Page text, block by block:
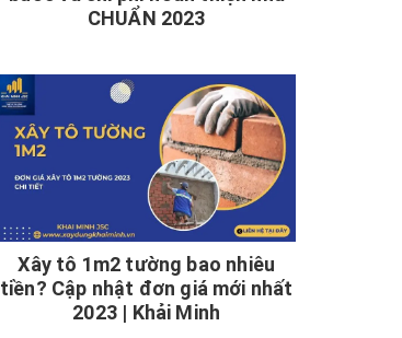
CHUẨN 2023
Xây tô 1m2 tường bao nhiêu
tiền? Cập nhật đơn giá mới nhất
2023 | Khải Minh